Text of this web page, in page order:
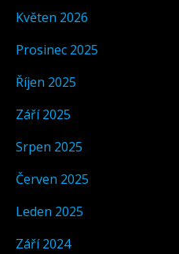
Květen 2026
Prosinec 2025
Říjen 2025
Září 2025
Srpen 2025
Červen 2025
Leden 2025
Září 2024